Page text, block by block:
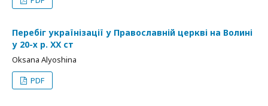
Перебіг українізації у Православній церкві на Волині
у 20-х р. ХХ ст
Oksana Alyoshina
PDF